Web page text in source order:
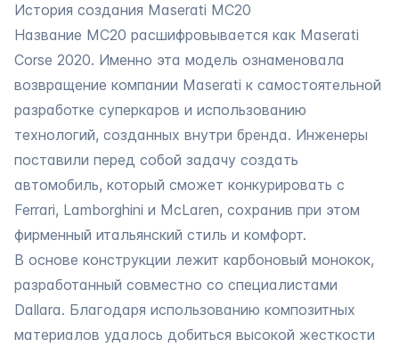
История создания Maserati MC20
Название MC20 расшифровывается как Maserati
Corse 2020. Именно эта модель ознаменовала
возвращение компании Maserati к самостоятельной
разработке суперкаров и использованию
технологий, созданных внутри бренда. Инженеры
поставили перед собой задачу создать
автомобиль, который сможет конкурировать с
Ferrari, Lamborghini и McLaren, сохранив при этом
фирменный итальянский стиль и комфорт.
В основе конструкции лежит карбоновый монокок,
разработанный совместно со специалистами
Dallara. Благодаря использованию композитных
материалов удалось добиться высокой жесткости